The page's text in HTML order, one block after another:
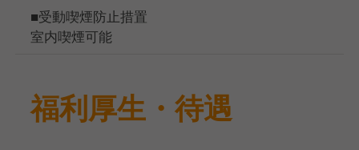
■受動喫煙防止措置
室内喫煙可能
福利厚生・待遇